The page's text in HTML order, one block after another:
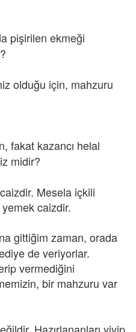
pişirilen ekmeği
olduğu için, mahzuru
fakat kazancı helal
midir?
Mesela içkili
caizdir.
gittiğim zaman, orada
de veriyorlar.
vermediğini
bir mahzuru var